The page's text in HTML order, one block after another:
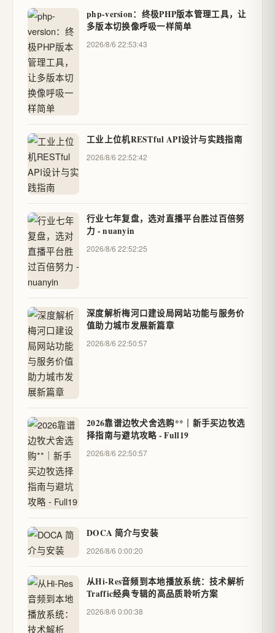
php-version：终极PHP版本管理工具，让
多版本切换像呼吸一样简单
2026/8/6 22:53:43
工业上位机RESTful API设计与实践指南
2026/8/6 22:52:42
行业七年复盘，选对直播平台胜过百倍努
力 - nuanyin
2026/8/6 22:52:25
深度解析梅河口建设局网站功能与服务价
值助力城市发展新篇章
2026/8/6 22:50:57
2026靠谱边牧犬舍选购**｜新手买边牧选
择指南与避坑攻略 - Full19
2026/8/6 22:50:57
DOCA 简介与安装
2026/8/6 0:00:20
从Hi-Res音频到本地播放系统：技术解析
Traffic经典专辑的高品质聆听方案
2026/8/6 0:00:38